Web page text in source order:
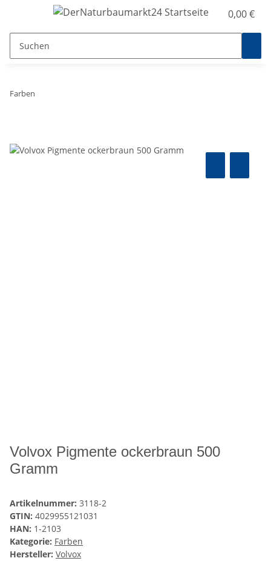
0,00 €
Farben
Volvox Pigmente ockerbraun 500
Gramm
Artikelnummer: 3118-2
GTIN: 4029955121031
HAN: 1-2103
Kategorie: Farben
Hersteller: Volvox